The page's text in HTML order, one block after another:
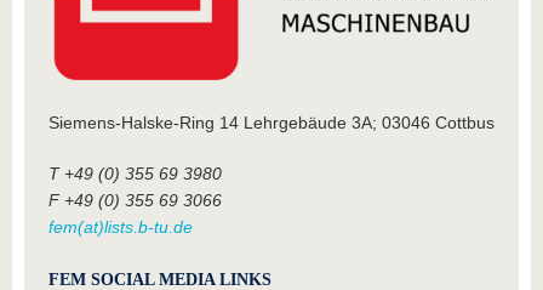
Siemens-Halske-Ring 14 Lehrgebäude 3A; 03046 Cottbus
T +49 (0) 355 69 3980
F +49 (0) 355 69 3066
fem(at)lists.b-tu.de
FEM SOCIAL MEDIA LINKS